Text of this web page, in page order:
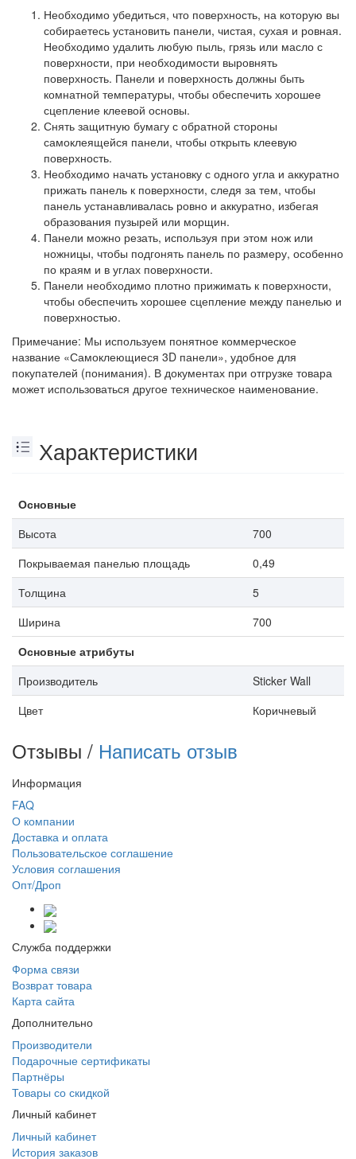
Необходимо убедиться, что поверхность, на которую вы
собираетесь установить панели, чистая, сухая и ровная.
Необходимо удалить любую пыль, грязь или масло с
поверхности, при необходимости выровнять
поверхность. Панели и поверхность должны быть
комнатной температуры, чтобы обеспечить хорошее
сцепление клеевой основы.
Снять защитную бумагу с обратной стороны
самоклеящейся панели, чтобы открыть клеевую
поверхность.
Необходимо начать установку с одного угла и аккуратно
прижать панель к поверхности, следя за тем, чтобы
панель устанавливалась ровно и аккуратно, избегая
образования пузырей или морщин.
Панели можно резать, используя при этом нож или
ножницы, чтобы подгонять панель по размеру, особенно
по краям и в углах поверхности.
Панели необходимо плотно прижимать к поверхности,
чтобы обеспечить хорошее сцепление между панелью и
поверхностью.
Примечание: Мы используем понятное коммерческое
название «Самоклеющиеся 3D панели», удобное для
покупателей (понимания). В документах при отгрузке товара
может использоваться другое техническое наименование.
Характеристики
Основные
Высота
700
Покрываемая панелью площадь
0,49
Толщина
5
Ширина
700
Основные атрибуты
Производитель
Sticker Wall
Цвет
Коричневый
Отзывы / Написать отзыв
Информация
FAQ
О компании
Доставка и оплата
Пользовательское соглашение
Условия соглашения
Опт/Дроп
Служба поддержки
Форма связи
Возврат товара
Карта сайта
Дополнительно
Производители
Подарочные сертификаты
Партнёры
Товары со скидкой
Личный кабинет
Личный кабинет
История заказов